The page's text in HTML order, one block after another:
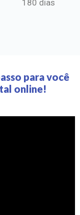
180 dias
para você
online!